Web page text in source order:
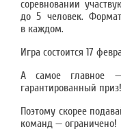
соревновании
до 5 человек.
в каждом.
Игра состоится 17
А самое главное —
гарантированный приз!
Поэтому скорее
команд — ограничено!